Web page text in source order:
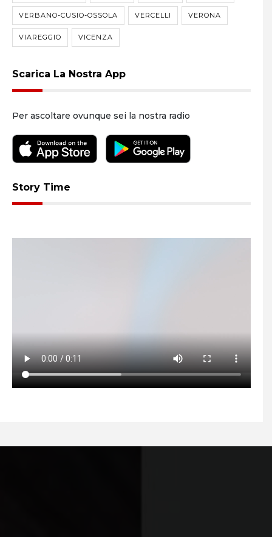
VERBANO-CUSIO-OSSOLA VERCELLI VERONA
VIAREGGIO VICENZA
Scarica La Nostra App
Per ascoltare ovunque sei la nostra radio
Story Time